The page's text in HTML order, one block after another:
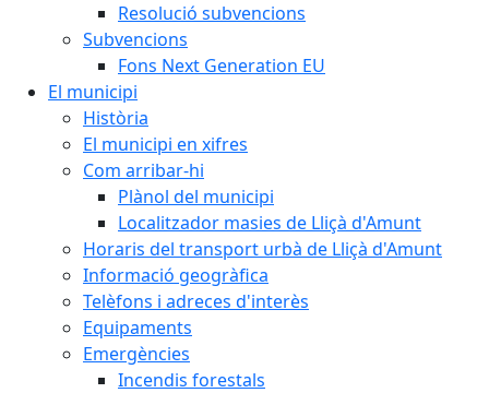
Resolució subvencions
Subvencions
Fons Next Generation EU
El municipi
Història
El municipi en xifres
Com arribar-hi
Plànol del municipi
Localitzador masies de Lliçà d'Amunt
Horaris del transport urbà de Lliçà d'Amunt
Informació geogràfica
Telèfons i adreces d'interès
Equipaments
Emergències
Incendis forestals